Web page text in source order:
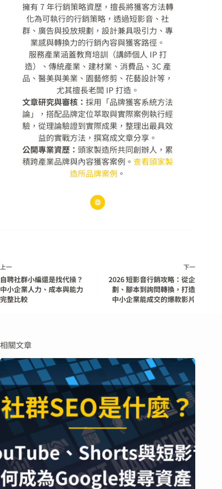
擁有 7 年行銷策略資歷，擅長將獲客方法轉
化為可執行的行銷策略，透過短影音、社
群、廣告與投放規劃，設計兼具吸引力、專
業感與轉換力的行銷內容與獲客路徑。
服務產業涵蓋教育培訓（講師個人 IP 打
造）、傳統產業、建材業、消費品、3C 產
品、醫美與美業、園藝修剪、花藝設計等，
尤其擅長老闆 IP 打造。
文章研究與審核：採用「品牌獲客系統方法
論」，搭配品牌定位萃取與實際案例執行經
驗，從理論驗證到實際成果，整理出最具效
益的實戰方法，撰寫成文章分享。
公開專業資歷：頭家製造所共同創辦人，累
積跨產業品牌與內容獲客案例。 查看頭家製
造所品牌案例 。
上一
自聘社群小編還是找代操？
中小企業人力、成本與能力
完整比較
下一
2026 短影音行銷攻略：從企
劃、腳本到詢問轉換，打造
中小企業能成交的爆款影片
相關文章